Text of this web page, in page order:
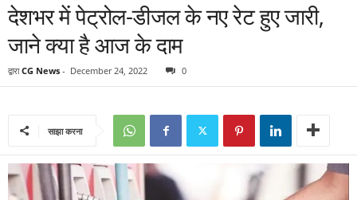
देशभर में पेट्रोल-डीजल के नए रेट हुए जारी,
जाने क्या है आज के दाम
द्वारा CG News - December 24, 2022 0
साझा करना